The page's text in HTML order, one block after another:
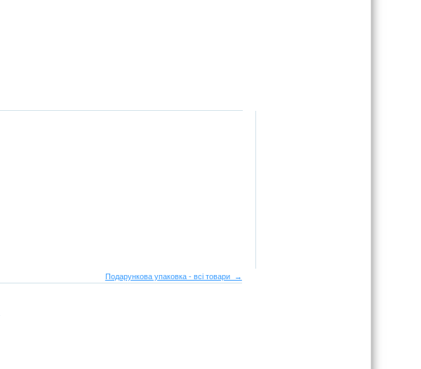
Подарункова упаковка - всі товари →